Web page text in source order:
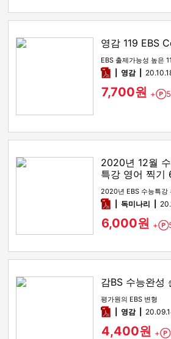
영감 119 EBS
EBS 출제가능성 높은
pdf영감
7,700원 +
2020년 12월
특강 영어 찍기
2020년 EBS 수능특강
pdf독미나리
6,000원 +
감BS 수능완성
평가원의 EBS 변형
pdf영감
4,400원 +